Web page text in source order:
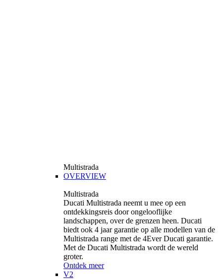
Multistrada
OVERVIEW
Multistrada
Ducati Multistrada neemt u mee op een
ontdekkingsreis door ongelooflijke
landschappen, over de grenzen heen. Ducati
biedt ook 4 jaar garantie op alle modellen van de
Multistrada range met de 4Ever Ducati garantie.
Met de Ducati Multistrada wordt de wereld
groter.
Ontdek meer
V2